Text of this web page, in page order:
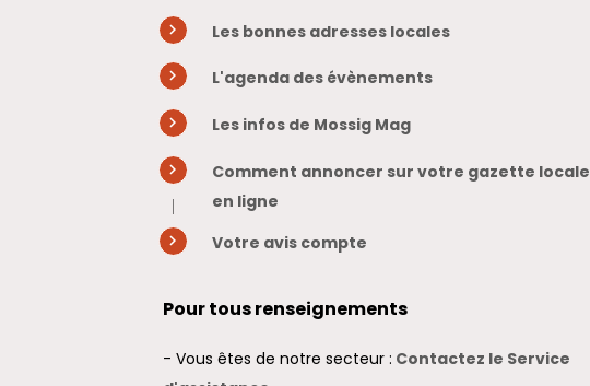
Les bonnes adresses locales
L'agenda des évènements
Les infos de Mossig Mag
Comment annoncer sur votre gazette locale
en ligne
Votre avis compte
Pour tous renseignements
- Vous êtes de notre secteur : Contactez le Service